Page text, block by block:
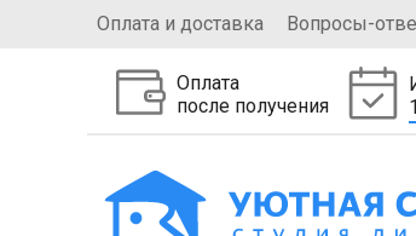
Оплата и доставка Вопросы-
Оплата
после получения